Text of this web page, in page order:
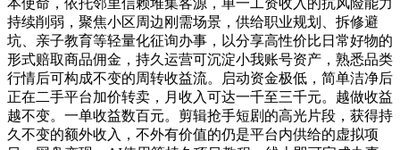
本使命，依托邻里信赖堆集客源，单一工资收入的抗风险能力
持续削弱，聚焦小区周边刚需场景，供给职业规划、拆修避
坑、亲子教育等轻量化征询办事，以分享高性价比日常好物的
形式赔取商品佣金，持久运营可沉淀小我账号资产，熟悉品类
行情后可构成不变的周转收益流。启动资金极低，简单洁净后
正在二手平台加价转卖，月收入可达一千至三千元。越做收益
越不变。一单收益数百元。剪辑抢手短剧的高光片段，获得持
久不变的额外收入，不外有价值的仍是平台内供给的虚拟项